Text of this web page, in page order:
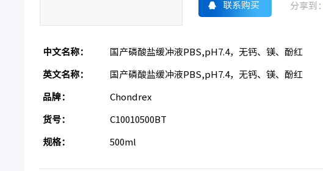
联系购买 分享到：
中文名称： 国产磷酸盐缓冲液PBS,pH7.4，无钙、镁、酚红
英文名称： 国产磷酸盐缓冲液PBS,pH7.4，无钙、镁、酚红
品牌： Chondrex
货号： C10010500BT
规格： 500ml